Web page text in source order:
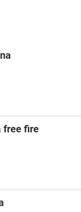
free fire